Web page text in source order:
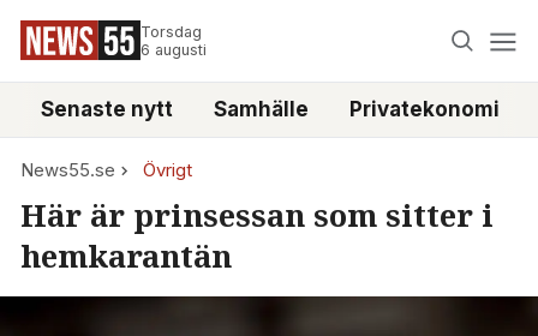
Torsdag
6 augusti
Senaste nytt Samhälle Privatekonomi
News55.se Övrigt
Här är prinsessan som sitter i
hemkarantän